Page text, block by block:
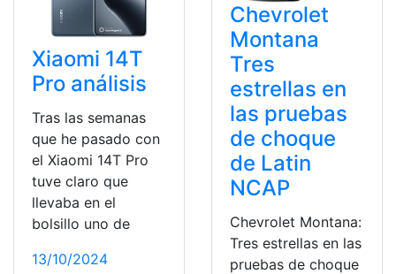
Xiaomi 14T
Pro análisis
Tras las semanas
que he pasado con
el Xiaomi 14T Pro
tuve claro que
llevaba en el
bolsillo uno de
13/10/2024
Chevrolet
Montana
Tres
estrellas en
las pruebas
de choque
de Latin
NCAP
Chevrolet Montana:
Tres estrellas en las
pruebas de choque